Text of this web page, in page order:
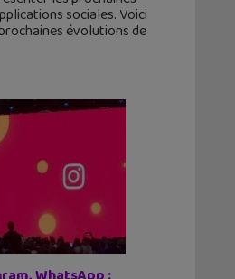
sociales. Voici
évolutions de